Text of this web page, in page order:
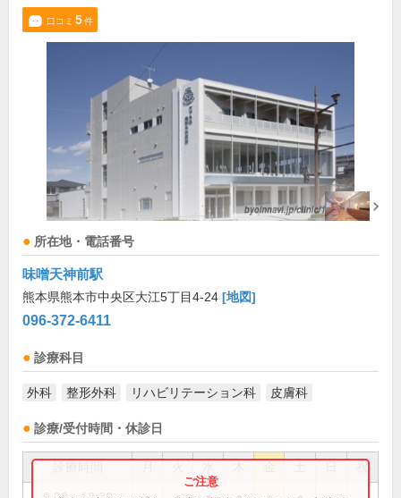
口コミ 5件
所在地・電話番号
味噌天神前駅
熊本県熊本市中央区大江5丁目4-24 [地図]
096-372-6411
診療科目
外科 整形外科 リハビリテーション科 皮膚科
診療/受付時間・休診日
祝